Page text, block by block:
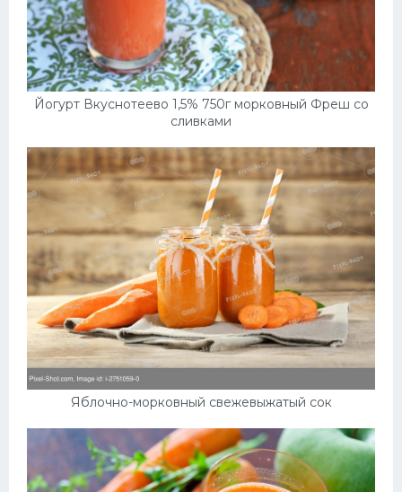
Йогурт Вкуснотеево 1,5% 750г морковный Фреш со
сливками
Яблочно-морковный свежевыжатый сок